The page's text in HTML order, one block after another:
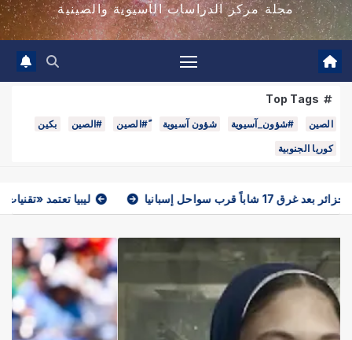
مجلة مركز الدراسات الآسيوية والصينية
Top Tags
الصين #شؤون_آسيوية شؤون آسيوية ً#الصين #الصين بكين
كوريا الجنوبية
ليبيا تعتمد «تقنيات مراقبة حديثة» لتأمين